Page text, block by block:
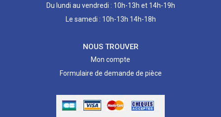
Du lundi au vendredi : 10h-13h et 14h-19h
Le samedi : 10h-13h 14h-18h
NOUS TROUVER
Mon compte
Formulaire de demande de pièce